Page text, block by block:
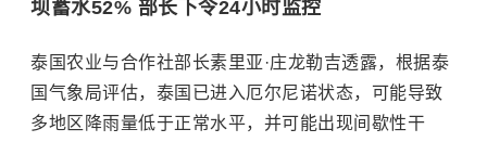
坝蓄水52% 部长下令24小时监控
泰国农业与合作社部长素里亚·庄龙勒吉透露，根据泰
国气象局评估，泰国已进入厄尔尼诺状态，可能导致
多地区降雨量低于正常水平，并可能出现间歇性干